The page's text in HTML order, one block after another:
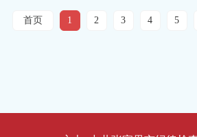
首页 1 2 3 4 5